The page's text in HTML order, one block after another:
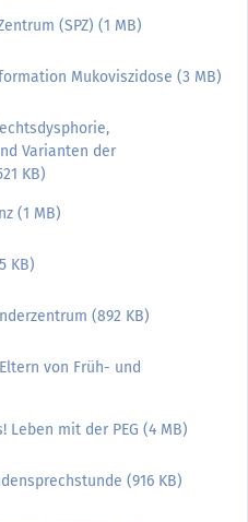
(SPZ) (1 MB)
Mukoviszidose (3 MB)
Varianten der
KB)
(1 MB)
KB)
(892 KB)
von Früh- und
Leben mit der PEG (4 MB)
(916 KB)